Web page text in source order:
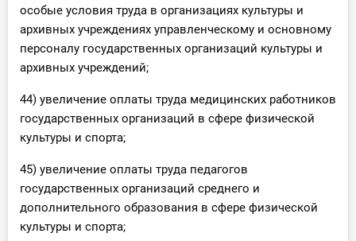
особые условия труда в организациях культуры и
архивных учреждениях управленческому и основному
персоналу государственных организаций культуры и
архивных учреждений;
44) увеличение оплаты труда медицинских работников
государственных организаций в сфере физической
культуры и спорта;
45) увеличение оплаты труда педагогов
государственных организаций среднего и
дополнительного образования в сфере физической
культуры и спорта;